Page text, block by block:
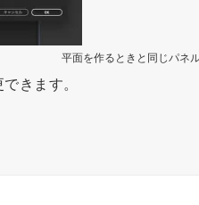
平面を作るときと同じパネ
きます。